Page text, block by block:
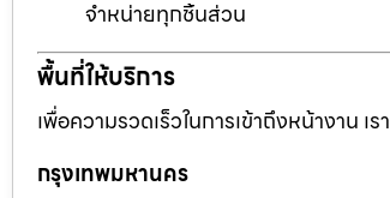
จำหน่ายทุกชิ้นส่วน
พื้นที่ให้บริการ
เพื่อความรวดเร็วในการเข้าถึงหน้างาน
กรุงเทพมหานคร